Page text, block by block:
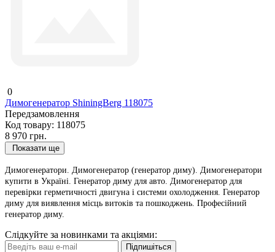
0
Димогенератор ShiningBerg 118075
Передзамовлення
Код товару: 118075
8 970 грн.
Показати ще
Димогенератори. Димогенератор (генератор диму). Димогенератори
купити в Україні. Генератор диму для авто. Димогенератор для
перевірки герметичності двигуна і системи охолодження. Генератор
диму для виявлення місць витоків та пошкоджень. Професійний
генератор диму.
Слідкуйте за новинками та акціями:
Підпишіться